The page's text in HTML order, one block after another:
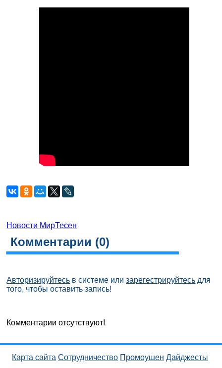
Новости МирТесен
Комментарии (0)
Авторизируйтесь в системе илизарегестрируйтесь для
того, чтобы оставить запись!
Комментарии отсутствуют!
Карта сайта Сотрудничество Промоушен Дайджесты